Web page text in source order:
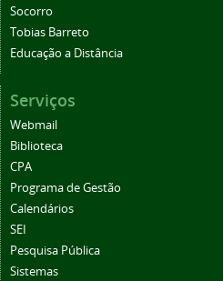
Socorro
Tobias Barreto
Educação a Distância
Serviços
Webmail
Biblioteca
CPA
Programa de Gestão
Calendários
SEI
Pesquisa Pública
Sistemas